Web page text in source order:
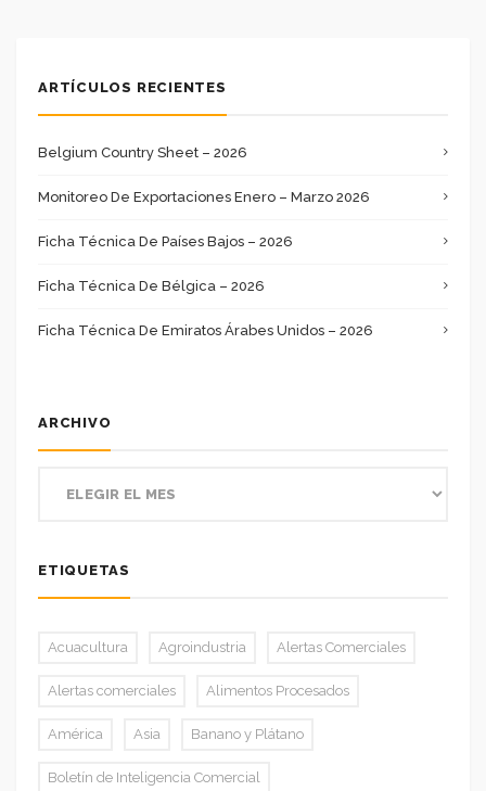
ARTÍCULOS RECIENTES
Belgium Country Sheet – 2026
Monitoreo De Exportaciones Enero – Marzo 2026
Ficha Técnica De Países Bajos – 2026
Ficha Técnica De Bélgica – 2026
Ficha Técnica De Emiratos Árabes Unidos – 2026
ARCHIVO
ETIQUETAS
Acuacultura Agroindustria Alertas Comerciales
Alertas comerciales Alimentos Procesados
América Asia Banano y Plátano
Boletín de Inteligencia Comercial